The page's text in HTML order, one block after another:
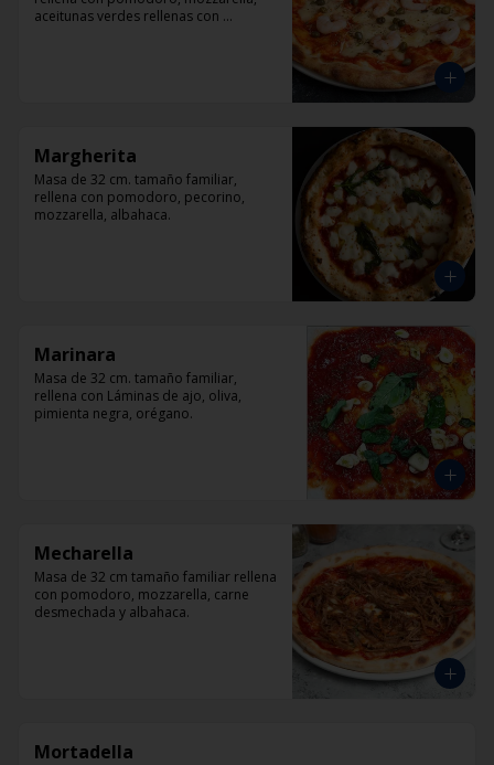
aceitunas verdes rellenas con
Margherita
Masa de 32 cm. tamaño familiar,
rellena con pomodoro, pecorino,
mozzarella, albahaca.
Marinara
Masa de 32 cm. tamaño familiar,
rellena con Láminas de ajo, oliva,
pimienta negra, orégano.
Mecharella
Masa de 32 cm tamaño familiar rellena
con pomodoro, mozzarella, carne
desmechada y albahaca.
Mortadella